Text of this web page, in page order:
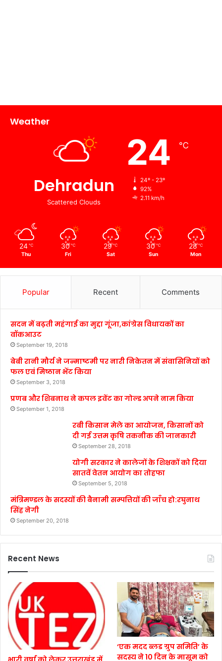
Weather
Dehradun
Scattered Clouds
24 ℃
24º - 23º
92%
2.11 km/h
24 ℃
Thu
30 ℃
Fri
29 ℃
Sat
30 ℃
Sun
28 ℃
Mon
Popular Recent Comments
सदन में बढ़ती महंगाई का मुद्दा गूंजा,कांग्रेस विधायकों का
वॉकआउट
September 19, 2018
बेबी रानी मौर्य ने जन्माष्टमी पर नारी निकेतन में संवासिनियों को
फल एवं मिष्ठान भेंट किया
September 3, 2018
प्रणब और शिबनाथ ने कपल इवेंट का गोल्ड अपने नाम किया
September 1, 2018
रबी किसान मेले का आयोजन, किसानों को
दी गई उत्तम कृषि तकनीक की जानकारी
September 28, 2018
योगी सरकार ने कालेजों के शिक्षकों को दिया
सातवें वेतन आयोग का तोहफा
September 5, 2018
मंत्रिमण्डल के सदस्यों की बैनामी सम्पत्तियों की जाँच हो:रघुनाथ
सिंह नेगी
September 20, 2018
Recent News
‘एक मदद ब्लड ग्रुप समिति’ के
सदस्य ने 10 दिन के मासूम को